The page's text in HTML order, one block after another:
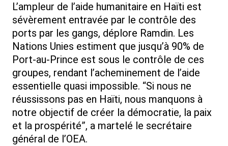
L’ampleur de l’aide humanitaire en Haïti est
sévèrement entravée par le contrôle des
ports par les gangs, déplore Ramdin. Les
Nations Unies estiment que jusqu’à 90% de
Port-au-Prince est sous le contrôle de ces
groupes, rendant l’acheminement de l’aide
essentielle quasi impossible. “Si nous ne
réussissons pas en Haïti, nous manquons à
notre objectif de créer la démocratie, la paix
et la prospérité”, a martelé le secrétaire
général de l’OEA.